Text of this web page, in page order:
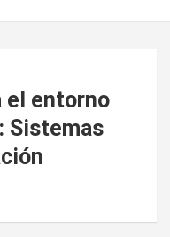
el entorno
Sistemas